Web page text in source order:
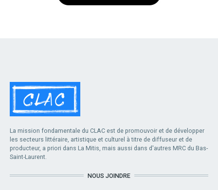
La mission fondamentale du CLAC est de promouvoir et de développer
les secteurs littéraire, artistique et culturel à titre de diffuseur et de
producteur, a priori dans La Mitis, mais aussi dans d'autres MRC du Bas-
Saint-Laurent.
NOUS JOINDRE